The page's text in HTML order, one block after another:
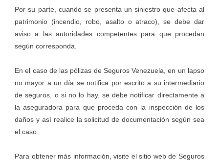
Por su parte, cuando se presenta un siniestro que afecta al
patrimonio (incendio, robo, asalto o atraco), se debe dar
aviso a las autoridades competentes para que procedan
según corresponda.
En el caso de las pólizas de Seguros Venezuela, en un lapso
no mayor a un día se notifica por escrito a su intermediario
de seguros, o si no lo hay, se debe notificar directamente a
la aseguradora para que proceda con la inspección de los
daños y así realice la solicitud de documentación según sea
el caso.
Para obtener más información, visite el sitio web de Seguros